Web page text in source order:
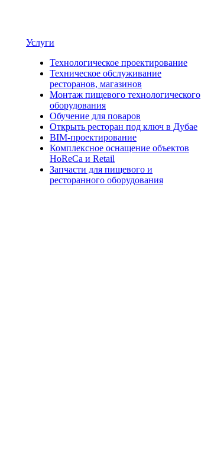
Услуги
Технологическое проектирование
Техническое обслуживание
ресторанов, магазинов
Монтаж пищевого технологического
оборудования
Обучение для поваров
Открыть ресторан под ключ в Дубае
BIM-проектирование
Комплексное оснащение объектов
HoReCa и Retail
Запчасти для пищевого и
ресторанного оборудования